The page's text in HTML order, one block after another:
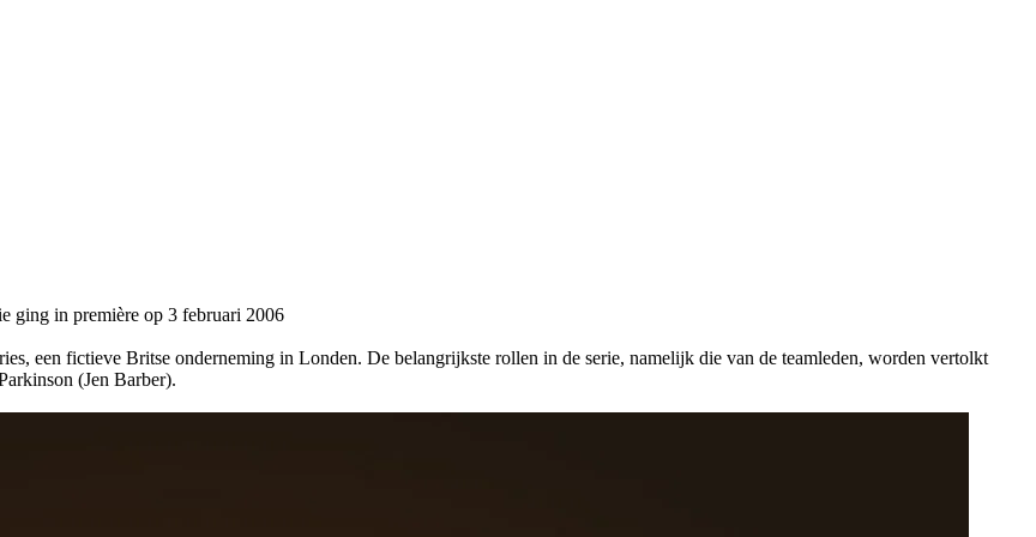
ging in première op 3 februari 2006
een fictieve Britse onderneming in Londen. De belangrijkste rollen in de serie, namelijk die van de teamleden, worden vertolkt
(Jen Barber).